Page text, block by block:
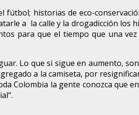
historias de eco-
a la calle y la drogadicción los
para que el tiempo que una vez
Lo que si sigue en aumento,
a la camiseta, por
Colombia la gente conozca que